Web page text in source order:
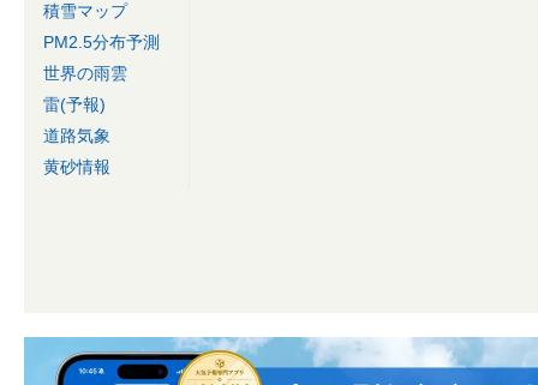
積雪マップ
PM2.5分布予測
世界の雨雲
雷(予報)
道路気象
黄砂情報